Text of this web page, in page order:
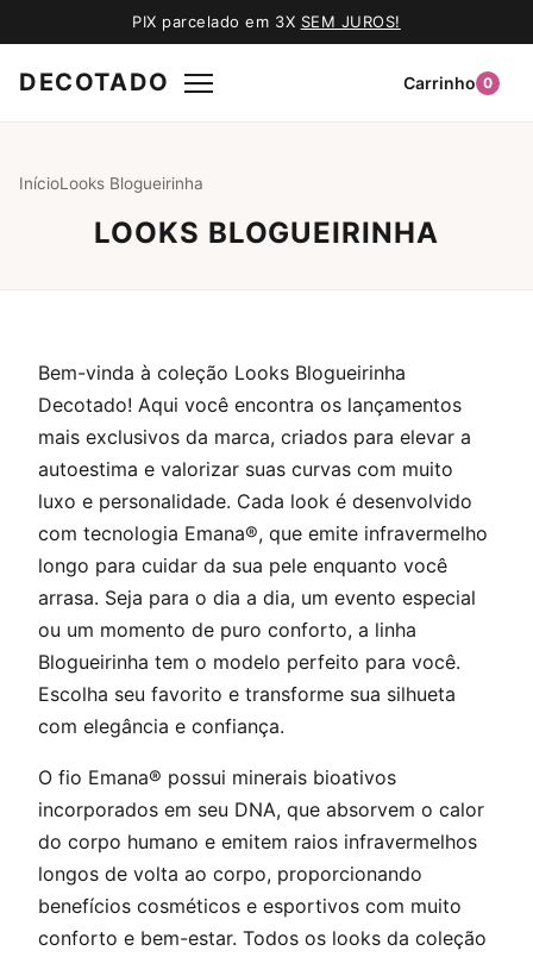
PIX parcelado em 3X SEM JUROS!
DECOTADO Carrinho 0
InícioLooks Blogueirinha
LOOKS BLOGUEIRINHA
Bem-vinda à coleção Looks Blogueirinha
Decotado! Aqui você encontra os lançamentos
mais exclusivos da marca, criados para elevar a
autoestima e valorizar suas curvas com muito
luxo e personalidade. Cada look é desenvolvido
com tecnologia Emana®, que emite infravermelho
longo para cuidar da sua pele enquanto você
arrasa. Seja para o dia a dia, um evento especial
ou um momento de puro conforto, a linha
Blogueirinha tem o modelo perfeito para você.
Escolha seu favorito e transforme sua silhueta
com elegância e confiança.
O fio Emana® possui minerais bioativos
incorporados em seu DNA, que absorvem o calor
do corpo humano e emitem raios infravermelhos
longos de volta ao corpo, proporcionando
benefícios cosméticos e esportivos com muito
conforto e bem-estar. Todos os looks da coleção